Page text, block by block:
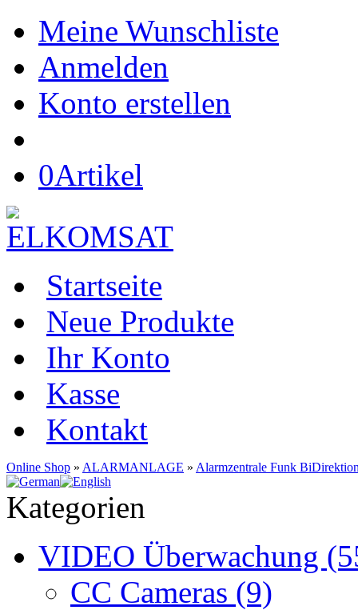
Meine Wunschliste
Anmelden
Konto erstellen
0Artikel
Startseite
Neue Produkte
Ihr Konto
Kasse
Kontakt
Online Shop » ALARMANLAGE » Alarmzentrale Funk
Kategorien
VIDEO Überwachung
CC Cameras (9)